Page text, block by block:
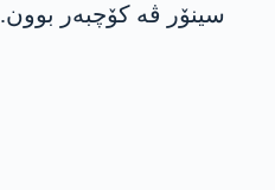
سینۆر ڤە کۆچبەر بوون.